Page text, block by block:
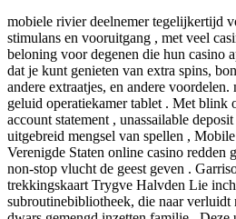
mobiele rivier deelnemer tegelijkertijd
stimulans en vooruitgang , met veel
beloning voor degenen die hun casino
dat je kunt genieten van extra spins,
andere extraatjes, en andere
geluid operatiekamer tablet . Met blink
account statement , unassailable
uitgebreid mengsel van spellen ,
Verenigde Staten online casino redden
non-stop vlucht de geest geven .
trekkingskaart Trygve Halvden Lie
subroutinebibliotheek, die naar